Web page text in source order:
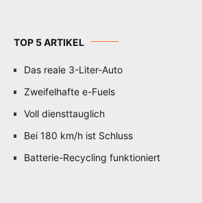
TOP 5 ARTIKEL
Das reale 3-Liter-Auto
Zweifelhafte e-Fuels
Voll diensttauglich
Bei 180 km/h ist Schluss
Batterie-Recycling funktioniert